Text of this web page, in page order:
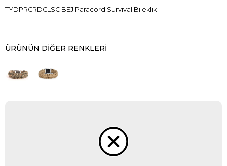
TYDPRCRDCLSC BEJ:Paracord Survival Bileklik
ÜRÜNÜN DIĞER RENKLERI